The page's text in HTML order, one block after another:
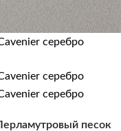
песок